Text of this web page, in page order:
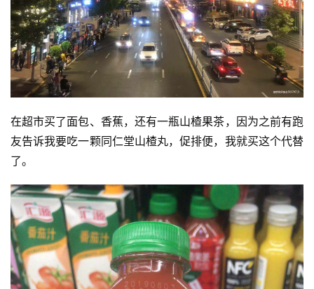
在超市买了面包、香蕉，还有一瓶山楂果茶，因为之前有跑
友告诉我要吃一颗同仁堂山楂丸，促排便，我就买这个代替
了。